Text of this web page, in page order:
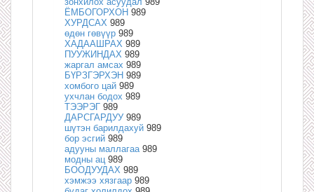
ЁМБОГОРХОН 989
ХУРДСАХ 989
өдөн гөвүүр 989
ХАДААШРАХ 989
ПУУЖИНДАХ 989
жаргал амсах 989
БҮРЗГЭРХЭН 989
хомбого цай 989
ухчлан бодох 989
ТЭЭРЭГ 989
ДАРСГАРДУУ 989
шүтэн барилдахуй 989
бор эсгий 989
адууны маллагаа 989
модны ац 989
БООДУУДАХ 989
хэмжээ хязгаар 989